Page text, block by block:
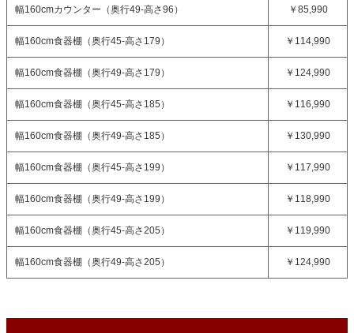
幅160cmカウンター（奥行49-高さ96） ￥85,990
幅160cm食器棚（奥行45-高さ179） ￥114,990
幅160cm食器棚（奥行49-高さ179） ￥124,990
幅160cm食器棚（奥行45-高さ185） ￥116,990
幅160cm食器棚（奥行49-高さ185） ￥130,990
幅160cm食器棚（奥行45-高さ199） ￥117,990
幅160cm食器棚（奥行49-高さ199） ￥118,990
幅160cm食器棚（奥行45-高さ205） ￥119,990
幅160cm食器棚（奥行49-高さ205） ￥124,990